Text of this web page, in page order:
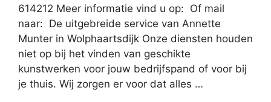
614212 Meer informatie vind u op: Of mail
naar: De uitgebreide service van Annette
Munter in Wolphaartsdijk Onze diensten houden
niet op bij het vinden van geschikte
kunstwerken voor jouw bedrijfspand of voor bij
je thuis. Wij zorgen er voor dat alles …